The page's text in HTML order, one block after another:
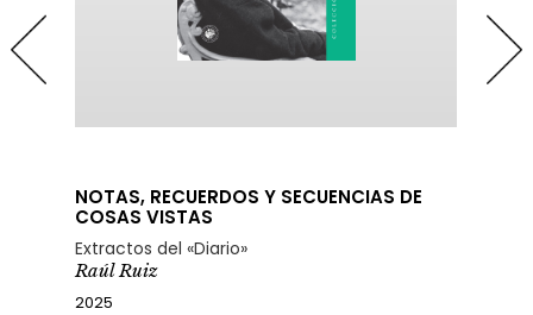
NOTAS, RECUERDOS Y SECUENCIAS DE
COSAS VISTAS
Extractos del «Diario»
Raúl Ruiz
2025